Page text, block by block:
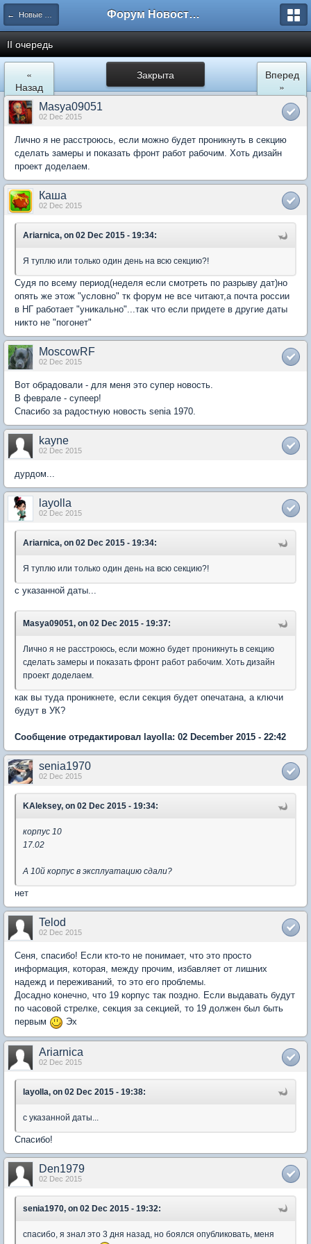
← Новые Водники Форум Новостройки
II очередь
Закрыта
«
Назад
Вперед
»
Masya09051
02 Dec 2015
Лично я не расстроюсь, если можно будет проникнуть в секцию
сделать замеры и показать фронт работ рабочим. Хоть дизайн
проект доделаем.
Каша
02 Dec 2015
Ariarnica, on 02 Dec 2015 - 19:34:
Я туплю или только один день на всю секцию?!
Судя по всему период(неделя если смотреть по разрыву дат)но
опять же этож "условно" тк форум не все читают,а почта россии
в НГ работает "уникально"...так что если придете в другие даты
никто не "погонет"
MoscowRF
02 Dec 2015
Вот обрадовали - для меня это супер новость.
В феврале - супеер!
Спасибо за радостную новость senia 1970.
kayne
02 Dec 2015
дурдом...
layolla
02 Dec 2015
Ariarnica, on 02 Dec 2015 - 19:34:
Я туплю или только один день на всю секцию?!
с указанной даты...
Masya09051, on 02 Dec 2015 - 19:37:
Лично я не расстроюсь, если можно будет проникнуть в секцию
сделать замеры и показать фронт работ рабочим. Хоть дизайн
проект доделаем.
как вы туда проникнете, если секция будет опечатана, а ключи
будут в УК?
Сообщение отредактировал layolla: 02 December 2015 - 22:42
senia1970
02 Dec 2015
KAleksey, on 02 Dec 2015 - 19:34:
корпус 10
17.02
А 10й корпус в эксплуатацию сдали?
нет
Telod
02 Dec 2015
Сеня, спасибо! Если кто-то не понимает, что это просто
информация, которая, между прочим, избавляет от лишних
надежд и переживаний, то это его проблемы.
Досадно конечно, что 19 корпус так поздно. Если выдавать будут
по часовой стрелке, секция за секцией, то 19 должен был быть
первым
Эх
Ariarnica
02 Dec 2015
layolla, on 02 Dec 2015 - 19:38:
с указанной даты...
Спасибо!
Den1979
02 Dec 2015
senia1970, on 02 Dec 2015 - 19:32:
спасибо, я знал это 3 дня назад, но боялся опубликовать, меня